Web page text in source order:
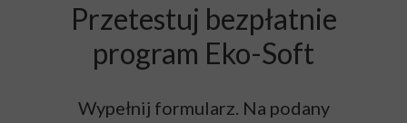
Przetestuj bezpłatnie
program Eko-Soft
Wypełnij formularz. Na podany